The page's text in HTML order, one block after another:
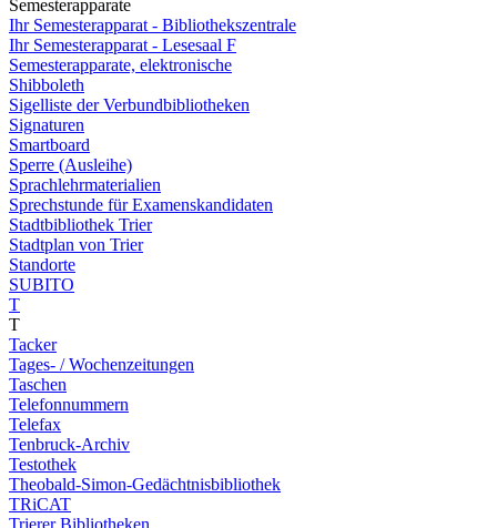
Semesterapparate
Ihr Semesterapparat - Bibliothekszentrale
Ihr Semesterapparat - Lesesaal F
Semesterapparate, elektronische
Shibboleth
Sigelliste der Verbundbibliotheken
Signaturen
Smartboard
Sperre (Ausleihe)
Sprachlehrmaterialien
Sprechstunde für Examenskandidaten
Stadtbibliothek Trier
Stadtplan von Trier
Standorte
SUBITO
T
T
Tacker
Tages- / Wochenzeitungen
Taschen
Telefonnummern
Telefax
Tenbruck-Archiv
Testothek
Theobald-Simon-Gedächtnisbibliothek
TRiCAT
Trierer Bibliotheken